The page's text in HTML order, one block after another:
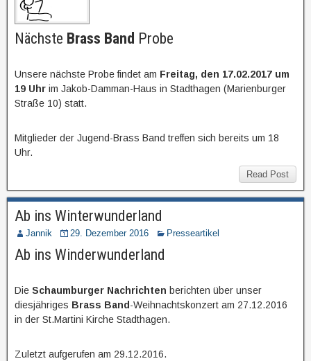
Nächste Brass Band Probe
Unsere nächste Probe findet am Freitag, den 17.02.2017 um
19 Uhr im Jakob-Damman-Haus in Stadthagen (Marienburger
Straße 10) statt.
Mitglieder der Jugend-Brass Band treffen sich bereits um 18
Uhr.
Read Post
Ab ins Winterwunderland
Jannik 29. Dezember 2016 Presseartikel
Ab ins Winderwunderland
Die Schaumburger Nachrichten berichten über unser
diesjähriges Brass Band -Weihnachtskonzert am 27.12.2016
in der St.Martini Kirche Stadthagen.
Zuletzt aufgerufen am 29.12.2016.